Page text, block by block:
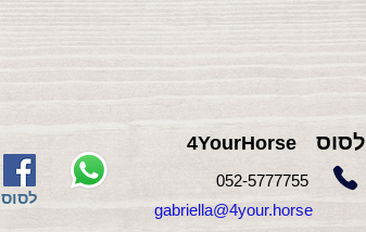
לסוס
לסוס 4YourHorse
755